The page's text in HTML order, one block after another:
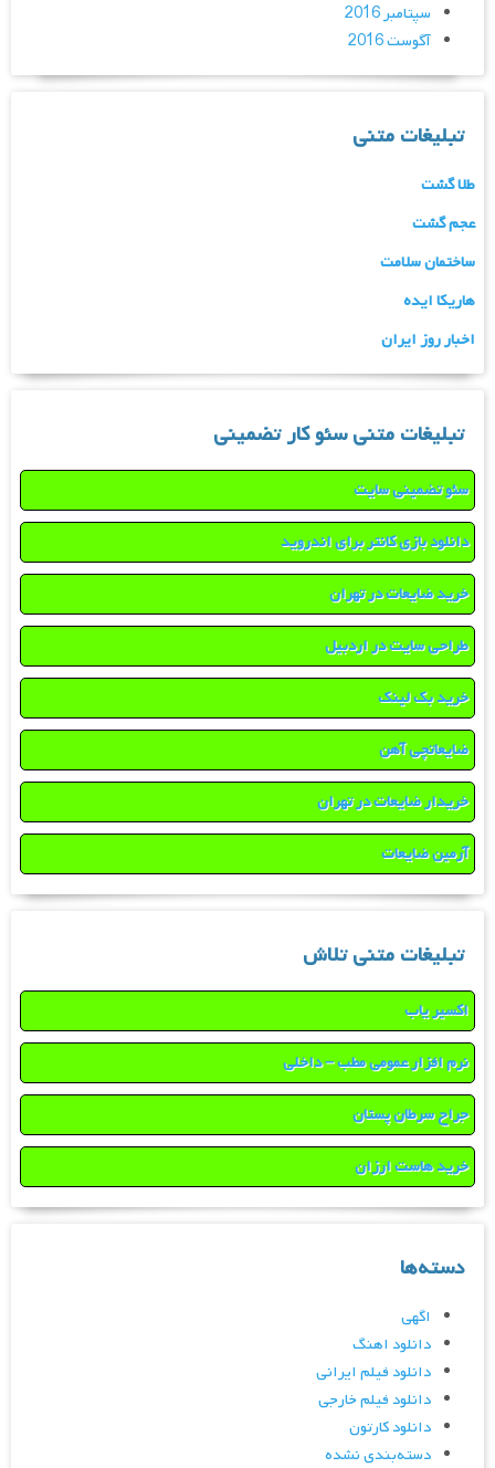
سپتامبر 2016
آگوست 2016
تبلیغات متنی
طلا گشت
عجم گشت
ساختمان سلامت
هاریکا ایده
اخبار روز ایران
تبلیغات متنی سئو کار تضمینی
سئو تضمینی سایت
دانلود بازی کانتر برای اندروید
خرید ضایعات در تهران
طراحی سایت در اردبیل
خرید بک لینک
ضایعاتچی آهن
خریدار ضایعات در تهران
آرمین ضایعات
تبلیغات متنی تلاش
اکسیر یاب
نرم افزار عمومی مطب – داخلی
جراح سرطان پستان
خرید هاست ارزان
دسته‌ها
اگهی
دانلود اهنگ
دانلود فیلم ایرانی
دانلود فیلم خارجی
دانلود کارتون
دسته‌بندی نشده